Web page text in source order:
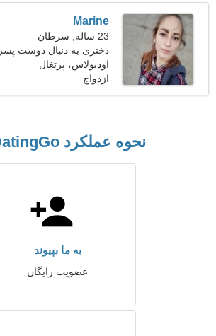
Marine
23 ساله, سرطان
دختری به دنبال دوست پسر
اودیولاس، پرتغال
ازدواج
نحوه عملکرد PrtDatingGo
به ما بپیوند
عضویت رایگان